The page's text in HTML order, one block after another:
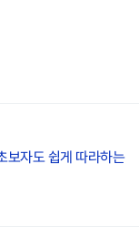
보자도 쉽게 따라하는